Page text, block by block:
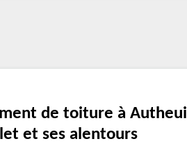
de toiture à
et ses alentours